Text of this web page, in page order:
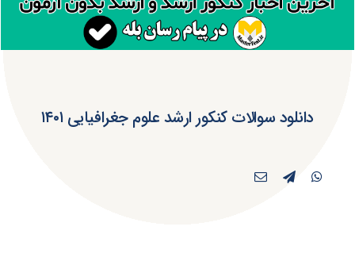
دانلود سوالات کنکور ارشد علوم جغرافیایی ۱۴۰۱